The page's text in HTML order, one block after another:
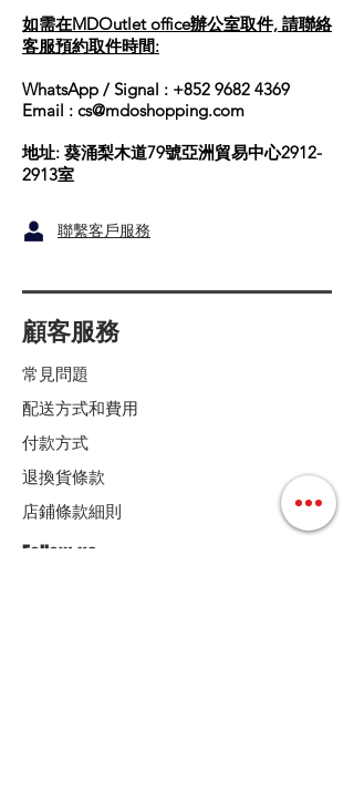
如需在MDOutlet office辦公室取件, 請聯絡
客服預約取件時間:
WhatsApp / Signal : +852 9682 4369
Email : cs@mdoshopping.com
地址: 葵涌梨木道79號亞洲貿易中心2912-
2913室
聯繫客戶服務
顧客服務
常見問題
配送方式和費用
付款方式
退換貨條款
店鋪條款細則
Follow us